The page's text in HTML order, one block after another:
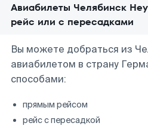
Авиабилеты Челябинск
рейс или с пересадками
Вы можете добраться из
авиабилетом в страну
способами:
прямым рейсом
рейс с пересадкой